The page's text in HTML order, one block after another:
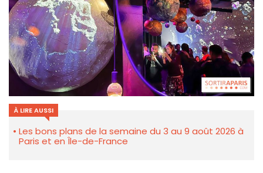
À LIRE AUSSI
Les bons plans de la semaine du 3 au 9 août 2026 à
Paris et en Île-de-France